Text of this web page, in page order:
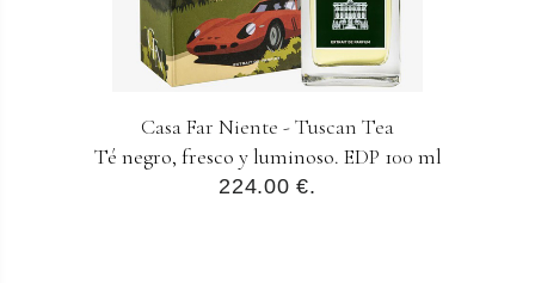
Casa Far Niente - Tuscan Tea
Té negro, fresco y luminoso. EDP 100 ml
224.00 €.